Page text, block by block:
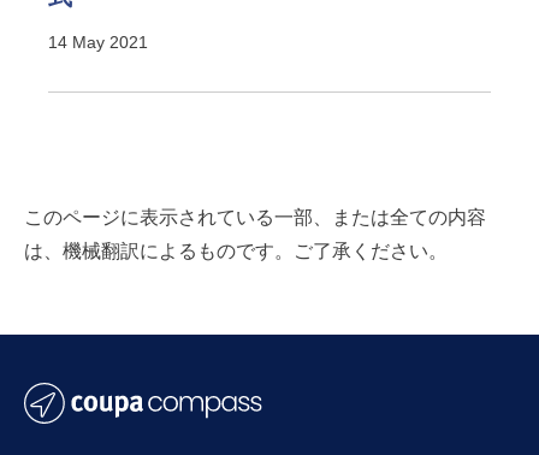
14 May 2021
このページに表示されている一部、または全ての内容
は、機械翻訳によるものです。ご了承ください。